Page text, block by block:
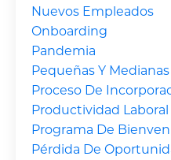
Nuevos Empleados
Onboarding
Pandemia
Pequeñas Y
Proceso De
Productividad Laboral
Programa De
Pérdida De